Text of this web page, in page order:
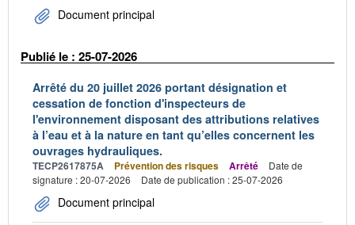
Document principal
Publié le : 25-07-2026
Arrêté du 20 juillet 2026 portant désignation et
cessation de fonction d'inspecteurs de
l'environnement disposant des attributions relatives
à l’eau et à la nature en tant qu’elles concernent les
ouvrages hydrauliques.
TECP2617875A Prévention des risques Arrêté
Date de
signature : 20-07-2026
Date de publication : 25-07-2026
Document principal